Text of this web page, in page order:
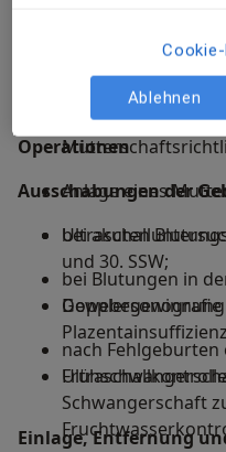
Beratung
Labordiagnostik
Anlage eines
und 30. SSW;
Schwangerschaft
Operationen
Ausschabungen der
bei akuten
bei Blutungen in
Gewebegewinnung
nach
Einlage, Entfernung
Ablehnen